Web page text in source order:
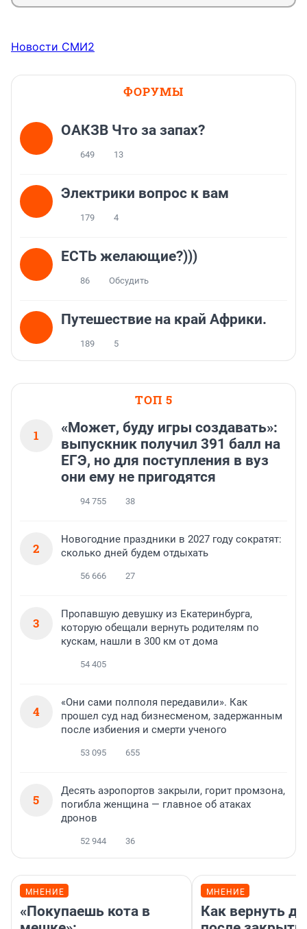
Новости СМИ2
ФОРУМЫ
ОАКЗВ Что за запах?
649 13
Электрики вопрос к вам
179 4
ЕСТЬ желающие?)))
86 Обсудить
Путешествие на край Африки.
189 5
ТОП 5
1
«Может, буду игры создавать»:
выпускник получил 391 балл на
ЕГЭ, но для поступления в вуз
они ему не пригодятся
94 755 38
2
Новогодние праздники в 2027 году сократят:
сколько дней будем отдыхать
56 666 27
3
Пропавшую девушку из Екатеринбурга,
которую обещали вернуть родителям по
кускам, нашли в 300 км от дома
54 405
4
«Они сами полполя передавили». Как
прошел суд над бизнесменом, задержанным
после избиения и смерти ученого
53 095 655
5
Десять аэропортов закрыли, горит промзона,
погибла женщина — главное об атаках
дронов
52 944 36
МНЕНИЕ
«Покупаешь кота в
МНЕНИЕ
Как вернуть